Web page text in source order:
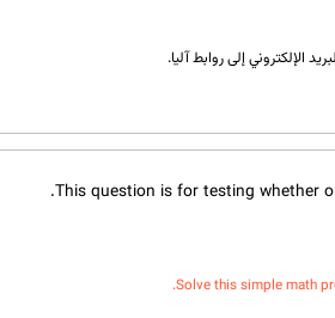
الإلكتروني إلى روابط آليا.
This question is for testing whether
Solve this simple math